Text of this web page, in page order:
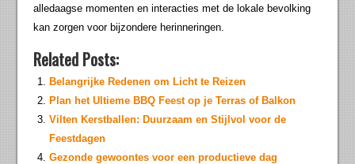
alledaagse momenten en interacties met de lokale bevolking
kan zorgen voor bijzondere herinneringen.
Related Posts:
Belangrijke Redenen om Licht te Reizen
Plan het Ultieme BBQ Feest op je Terras of Balkon
Vilten Kerstballen: Duurzaam en Stijlvol voor de
Feestdagen
Gezonde gewoontes voor een productieve dag